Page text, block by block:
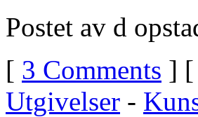
Postet av d
[ 3 Comments ] [
Utgivelser -